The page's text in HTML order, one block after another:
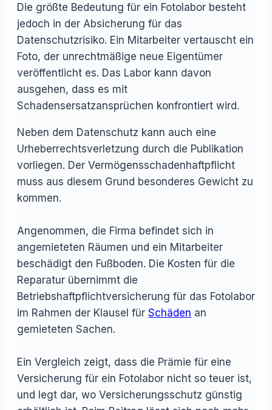
Die größte Bedeutung für ein Fotolabor besteht
jedoch in der Absicherung für das
Datenschutzrisiko. Ein Mitarbeiter vertauscht ein
Foto, der unrechtmäßige neue Eigentümer
veröffentlicht es. Das Labor kann davon
ausgehen, dass es mit
Schadensersatzansprüchen konfrontiert wird.
Neben dem Datenschutz kann auch eine
Urheberrechtsverletzung durch die Publikation
vorliegen. Der Vermögensschadenhaftpflicht
muss aus diesem Grund besonderes Gewicht zu
kommen.
Angenommen, die Firma befindet sich in
angemieteten Räumen und ein Mitarbeiter
beschädigt den Fußboden. Die Kosten für die
Reparatur übernimmt die
Betriebshaftpflichtversicherung für das Fotolabor
im Rahmen der Klausel für Schäden an
gemieteten Sachen.
Ein Vergleich zeigt, dass die Prämie für eine
Versicherung für ein Fotolabor nicht so teuer ist,
und legt dar, wo Versicherungsschutz günstig